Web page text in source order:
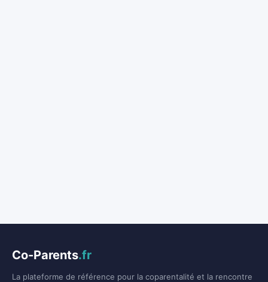
Co-Parents.fr
La plateforme de référence pour la coparentalité et la rencontre